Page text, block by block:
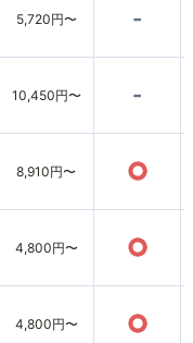
5,720円〜 -
10,450円〜 -
8,910円〜 ○
4,800円〜 ○
4,800円〜 ○